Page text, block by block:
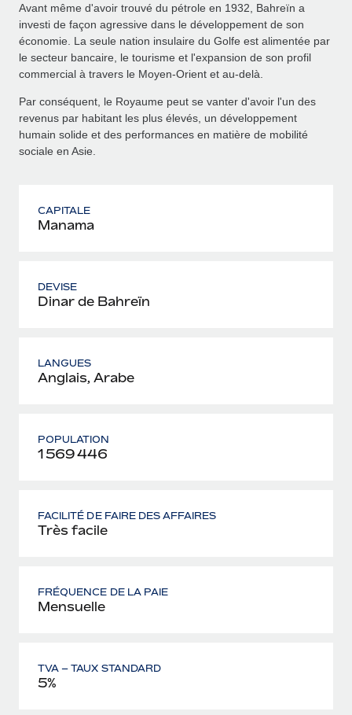
Avant même d'avoir trouvé du pétrole en 1932, Bahreïn a
investi de façon agressive dans le développement de son
économie. La seule nation insulaire du Golfe est alimentée par
le secteur bancaire, le tourisme et l'expansion de son profil
commercial à travers le Moyen-Orient et au-delà.
Par conséquent, le Royaume peut se vanter d'avoir l'un des
revenus par habitant les plus élevés, un développement
humain solide et des performances en matière de mobilité
sociale en Asie.
CAPITALE
Manama
DEVISE
Dinar de Bahreïn
LANGUES
Anglais, Arabe
POPULATION
1 569 446
FACILITÉ DE FAIRE DES AFFAIRES
Très facile
FRÉQUENCE DE LA PAIE
Mensuelle
TVA – TAUX STANDARD
5%